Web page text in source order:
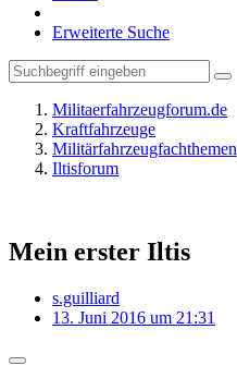
Erweiterte Suche
Militaerfahrzeugforum.de
Kraftfahrzeuge
Militärfahrzeugfachthemen
Iltisforum
Mein erster Iltis
s.guilliard
13. Juni 2016 um 21:31